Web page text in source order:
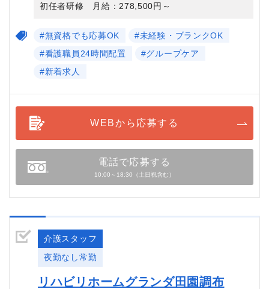
初任者研修 月給：278,500円～
#無資格でも応募OK
#未経験・ブランクOK
#看護職員24時間配置
#グループケア
#新着求人
WEBから応募する
電話で応募する
10:00～18:30（土日祝含む）
介護スタッフ
夜勤なし常勤
リハビリホームグランダ田園調布